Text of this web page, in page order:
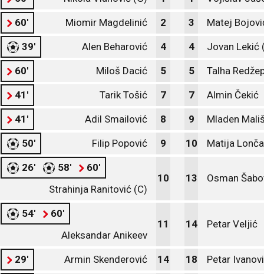
60' Miomir Magdelinić 2 3 Matej
39' Alen Beharović 4 4 Jovan Lekić
60' Miloš Dacić 5 5 Talha
41' Tarik Tošić 7 7 Almin Čekić
41' Adil Smailović 8 9 Mladen
50' Filip Popović 9 10 Matija
26' 58'
60'
Strahinja Ranitović (C)
10 13 Osman
54'
60'
Aleksandar Anikeev
11 14 Petar Veljić
29' Armin Skenderović 14 18 Petar